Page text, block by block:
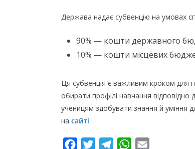
Держава надає субвенцію на умовах
90% — кошти державного
10% — кошти місцевих
Ця субвенція є важливим кроком для
обирати профілі навчання відповідно
ученицям здобувати знання й уміння
на сайті.
W